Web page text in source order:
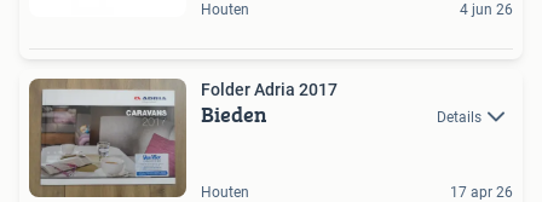
Houten 4 jun 26
Folder Adria 2017
Bieden Details
Houten 17 apr 26